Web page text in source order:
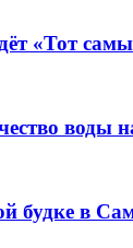
«Тот
воды
будке в